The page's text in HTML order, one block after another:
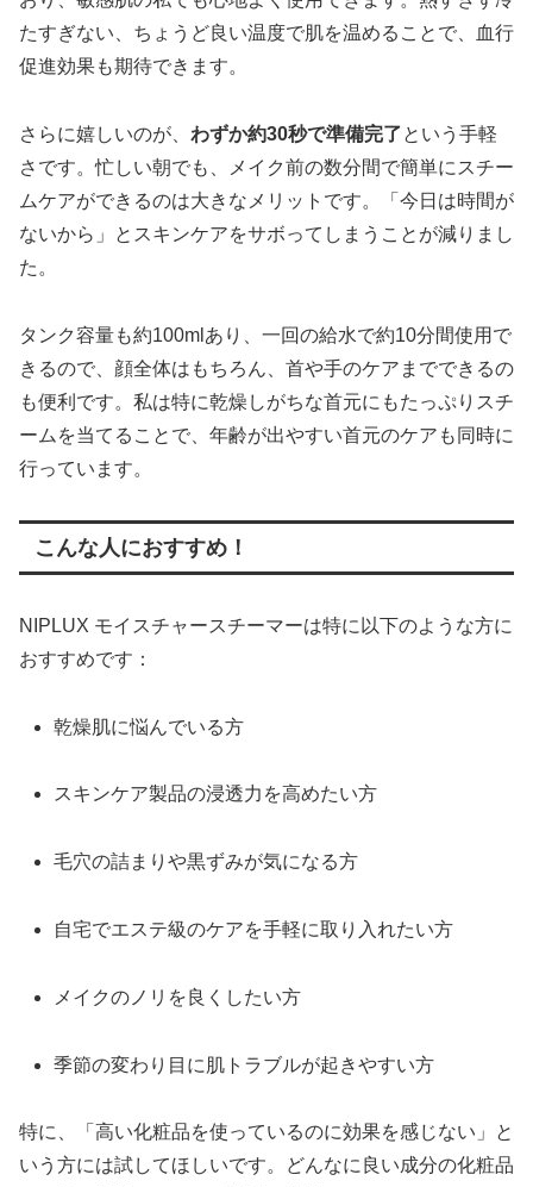
たすぎない、ちょうど良い温度で肌を温めることで、血行
促進効果も期待できます。
さらに嬉しいのが、 わずか約30秒で準備完了という手軽
さです。忙しい朝でも、メイク前の数分間で簡単にスチー
ムケアができるのは大きなメリットです。「今日は時間が
ないから」とスキンケアをサボってしまうことが減りまし
た。
タンク容量も約100mlあり、一回の給水で約10分間使用で
きるので、顔全体はもちろん、首や手のケアまでできるの
も便利です。私は特に乾燥しがちな首元にもたっぷりスチ
ームを当てることで、年齢が出やすい首元のケアも同時に
行っています。
こんな人におすすめ！
NIPLUX モイスチャースチーマーは特に以下のような方に
おすすめです：
乾燥肌に悩んでいる方
スキンケア製品の浸透力を高めたい方
毛穴の詰まりや黒ずみが気になる方
自宅でエステ級のケアを手軽に取り入れたい方
メイクのノリを良くしたい方
季節の変わり目に肌トラブルが起きやすい方
特に、「高い化粧品を使っているのに効果を感じない」と
いう方には試してほしいです。どんなに良い成分の化粧品